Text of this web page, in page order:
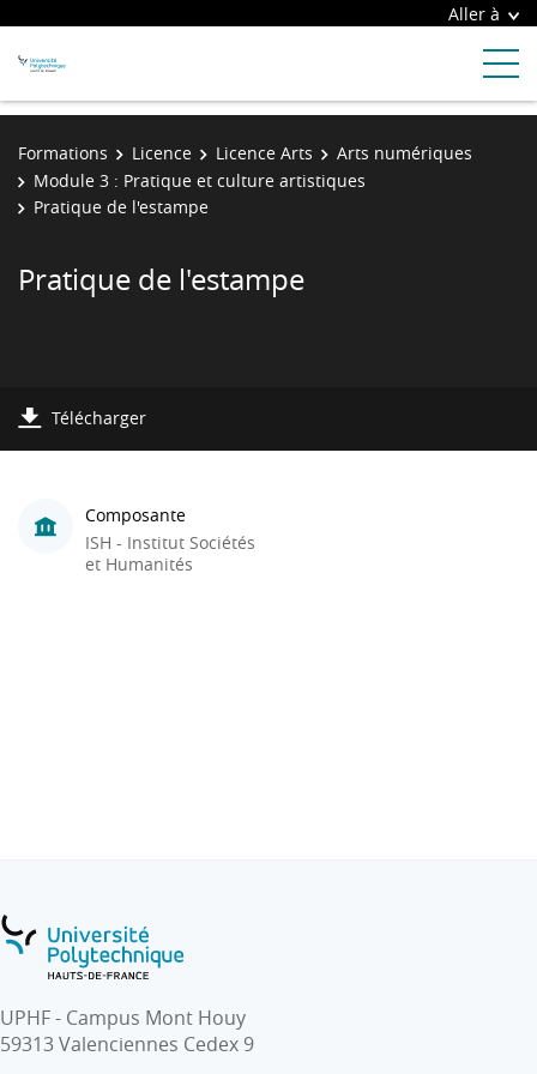
Aller à
Formations Licence Licence Arts
Arts numériques
Module 3 : Pratique et culture artistiques
Pratique de l'estampe
Pratique de l'estampe
Télécharger
Composante
ISH - Institut Sociétés
et Humanités
UPHF - Campus Mont Houy
59313 Valenciennes Cedex 9